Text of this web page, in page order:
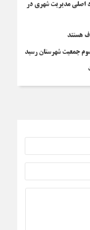
اصلی مدیریت شهری در
جمعیت شهرستان رسید